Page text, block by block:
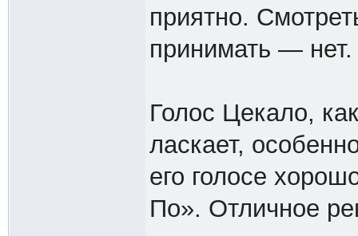
приятно.
принимать — нет.
Голос Цекало,
ласкает,
его голосе
По». Отличное